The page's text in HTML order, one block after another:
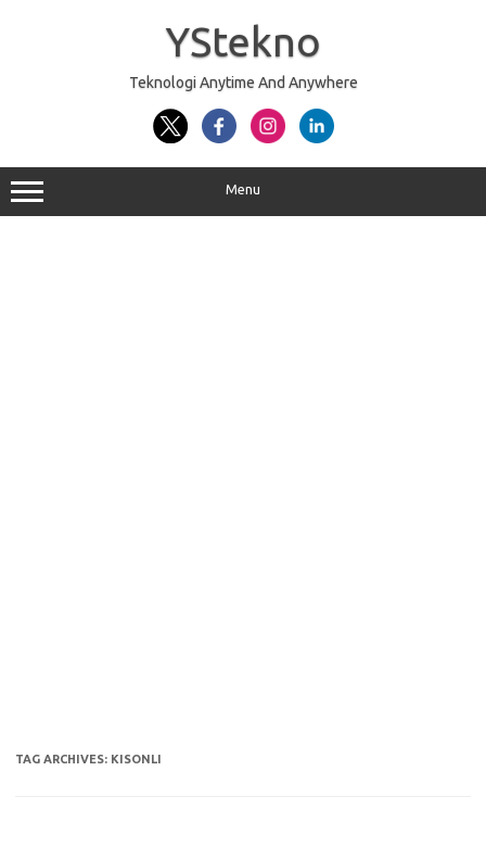
YStekno
Teknologi Anytime And Anywhere
Menu
TAG ARCHIVES: KISONLI